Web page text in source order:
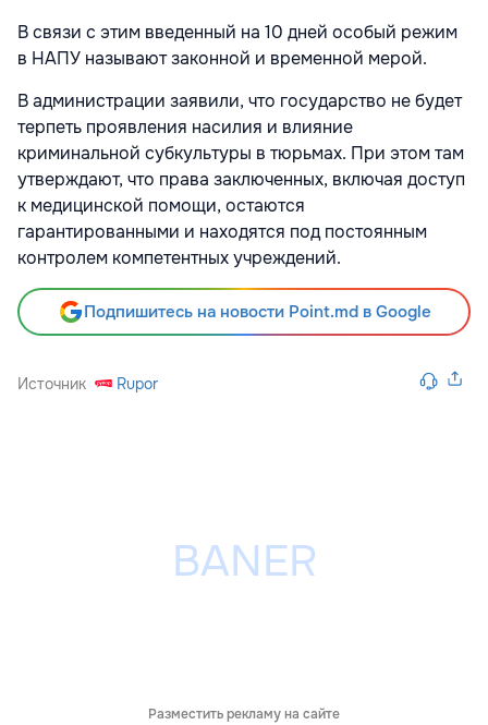
В связи с этим введенный на 10 дней особый режим
в НАПУ называют законной и временной мерой.
В администрации заявили, что государство не будет
терпеть проявления насилия и влияние
криминальной субкультуры в тюрьмах. При этом там
утверждают, что права заключенных, включая доступ
к медицинской помощи, остаются
гарантированными и находятся под постоянным
контролем компетентных учреждений.
Подпишитесь на новости Point.md в Google
Источник Rupor
Разместить рекламу на сайте